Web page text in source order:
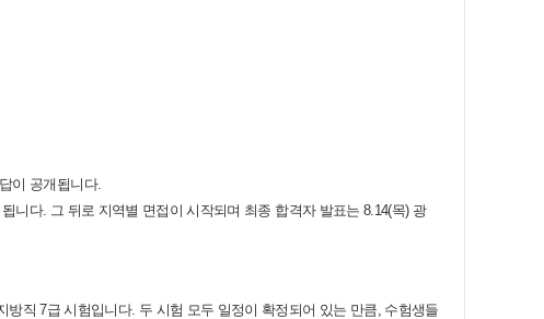
이 공개됩니다.
니다. 그 뒤로 지역별 면접이 시작되며 최종 합격자 발표는 8.14(목) 광
직 7급 시험입니다. 두 시험 모두 일정이 확정되어 있는 만큼, 수험생들